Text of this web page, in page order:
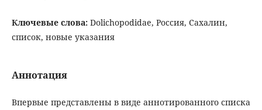
Ключевые слова: Dolichopodidae, Россия, Сахалин,
список, новые указания
Аннотация
Впервые представлены в виде аннотированного списка